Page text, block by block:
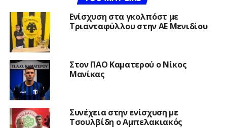
Ενίσχυση στα γκολπόστ με
Τριανταφύλλου στην ΑΕ Μενιδίου
Στον ΠΑΟ Καματερού ο Νίκος
Μανίκας
Συνέχεια στην ενίσχυση με
Τσουλβίδη ο Αμπελακιακός